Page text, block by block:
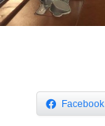
Facebook